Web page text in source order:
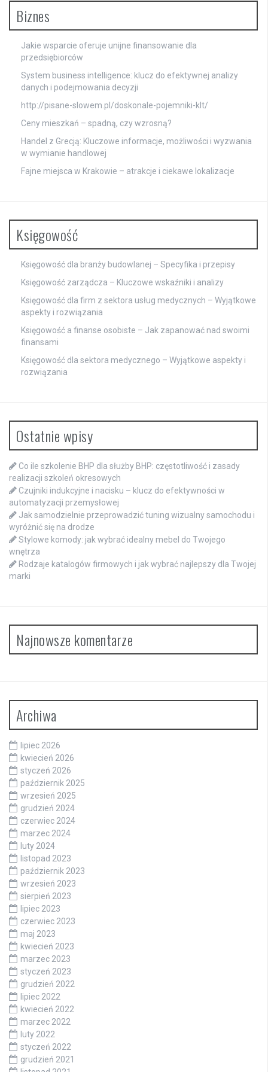
Biznes
Jakie wsparcie oferuje unijne finansowanie dla
przedsiębiorców
System business intelligence: klucz do efektywnej analizy
danych i podejmowania decyzji
http://pisane-slowem.pl/doskonale-pojemniki-klt/
Ceny mieszkań – spadną, czy wzrosną?
Handel z Grecją: Kluczowe informacje, możliwości i wyzwania
w wymianie handlowej
Fajne miejsca w Krakowie – atrakcje i ciekawe lokalizacje
Księgowość
Księgowość dla branży budowlanej – Specyfika i przepisy
Księgowość zarządcza – Kluczowe wskaźniki i analizy
Księgowość dla firm z sektora usług medycznych – Wyjątkowe
aspekty i rozwiązania
Księgowość a finanse osobiste – Jak zapanować nad swoimi
finansami
Księgowość dla sektora medycznego – Wyjątkowe aspekty i
rozwiązania
Ostatnie wpisy
Co ile szkolenie BHP dla służby BHP: częstotliwość i zasady
realizacji szkoleń okresowych
Czujniki indukcyjne i nacisku – klucz do efektywności w
automatyzacji przemysłowej
Jak samodzielnie przeprowadzić tuning wizualny samochodu i
wyróżnić się na drodze
Stylowe komody: jak wybrać idealny mebel do Twojego
wnętrza
Rodzaje katalogów firmowych i jak wybrać najlepszy dla Twojej
marki
Najnowsze komentarze
Archiwa
lipiec 2026
kwiecień 2026
styczeń 2026
październik 2025
wrzesień 2025
grudzień 2024
czerwiec 2024
marzec 2024
luty 2024
listopad 2023
październik 2023
wrzesień 2023
sierpień 2023
lipiec 2023
czerwiec 2023
maj 2023
kwiecień 2023
marzec 2023
styczeń 2023
grudzień 2022
lipiec 2022
kwiecień 2022
marzec 2022
luty 2022
styczeń 2022
grudzień 2021